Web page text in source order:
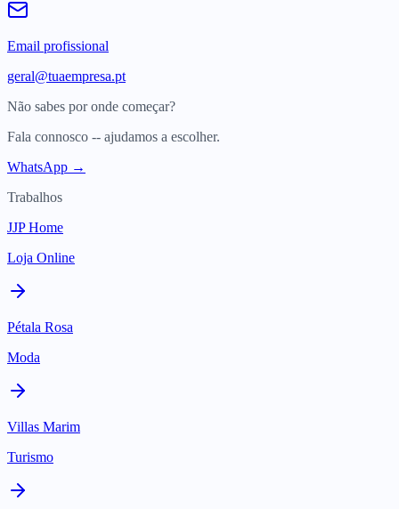
Email profissional
geral@tuaempresa.pt
Não sabes por onde começar?
Fala connosco -- ajudamos a escolher.
WhatsApp →
Trabalhos
JJP Home
Loja Online
Pétala Rosa
Moda
Villas Marim
Turismo